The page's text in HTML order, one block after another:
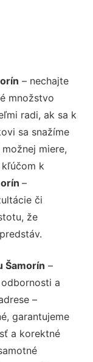
– nechajte
množstvo
radi, ak sa k
sa snažíme
miere,
k
–
či
že
Šamorín –
a
–
garantujeme
a korektné